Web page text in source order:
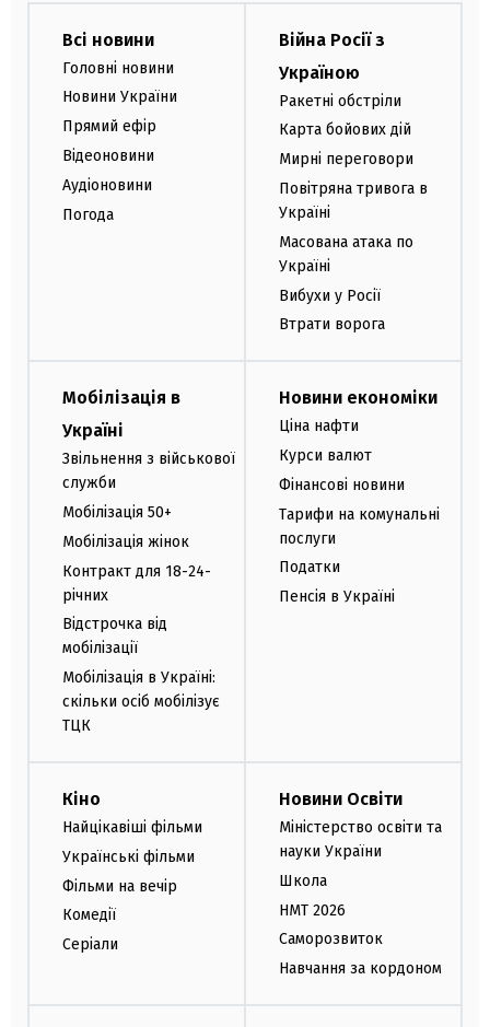
Всі новини
Головні новини
Новини України
Прямий ефір
Відеоновини
Аудіоновини
Погода
Війна Росії з
Україною
Ракетні обстріли
Карта бойових дій
Мирні переговори
Повітряна тривога в
Україні
Масована атака по
Україні
Вибухи у Росії
Втрати ворога
Мобілізація в
Україні
Звільнення з військової
служби
Мобілізація 50+
Мобілізація жінок
Контракт для 18-24-
річних
Відстрочка від
мобілізації
Мобілізація в Україні:
скільки осіб мобілізує
ТЦК
Новини економіки
Ціна нафти
Курси валют
Фінансові новини
Тарифи на комунальні
послуги
Податки
Пенсія в Україні
Кіно
Найцікавіші фільми
Українські фільми
Фільми на вечір
Комедії
Серіали
Новини Освіти
Міністерство освіти та
науки України
Школа
НМТ 2026
Саморозвиток
Навчання за кордоном